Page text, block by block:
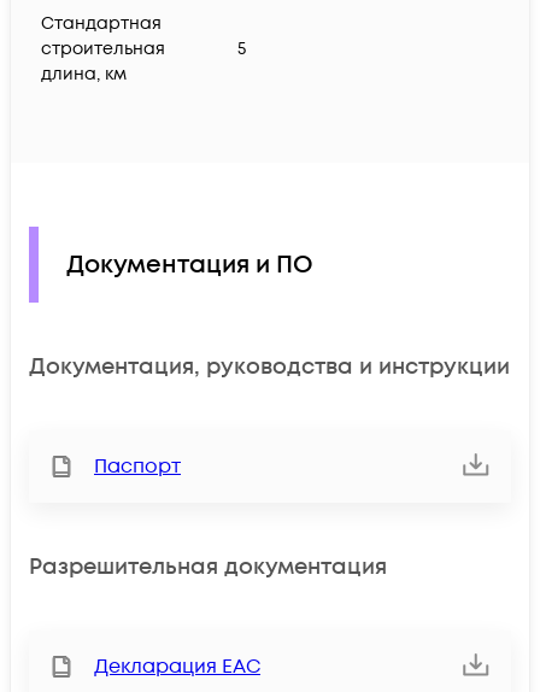
Стандартная
строительная
длина, км
5
Документация и ПО
Документация, руководства и инструкции
Паспорт
Разрешительная документация
Декларация ЕАС